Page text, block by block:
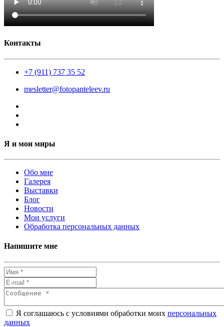
Контакты
+7 (911) 737 35 52
mesletter@fotopanteleev.ru
Я и мои миры
Обо мне
Галерея
Выставки
Блог
Новости
Мои услуги
Обработка персональных данных
Напишите мне
Я соглашаюсь с условиями обработки моих персональных
данных